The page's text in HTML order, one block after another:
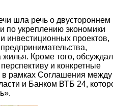
шла речь о двустороннем
по укреплению экономики
инвестиционных проектов,
жилья. Кроме того,
и конкретные
в рамках Соглашения между
и Банком ВТБ 24,